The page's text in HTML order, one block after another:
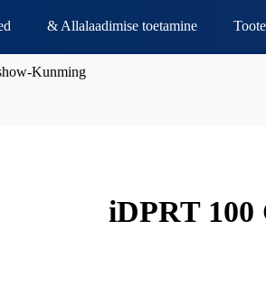
& Allalaadimise toetamine
Kunming
iDPRT 100